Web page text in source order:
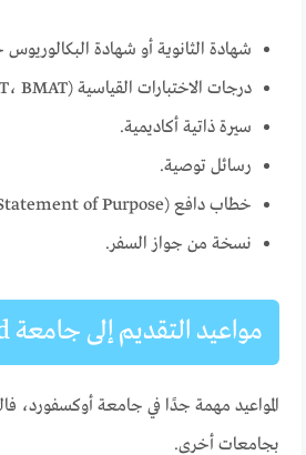
شهادة الثانوية أو شهادة
درجات الاختبارات القياسية (IELTS، SAT، BMAT…).
سيرة ذاتية أكاديمية.
رسائل توصية.
خطاب دافع (Statement of Purpose).
نسخة من جواز السفر.
مواعيد التقديم إلى جامعة Oxford
المواعيد مهمة جدًا في جامعة أوكسفورد،
بجامعات أخرى.